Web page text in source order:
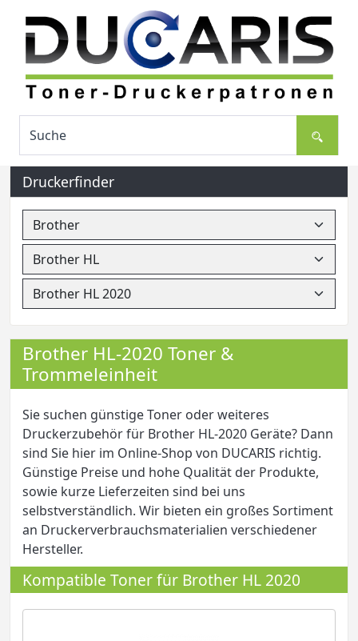
Druckerfinder
Brother HL-2020 Toner &
Trommeleinheit
Sie suchen günstige Toner oder weiteres
Druckerzubehör für Brother HL-2020 Geräte? Dann
sind Sie hier im Online-Shop von DUCARIS richtig.
Günstige Preise und hohe Qualität der Produkte,
sowie kurze Lieferzeiten sind bei uns
selbstverständlich. Wir bieten ein großes Sortiment
an Druckerverbrauchsmaterialien verschiedener
Hersteller.
Kompatible Toner für Brother HL 2020